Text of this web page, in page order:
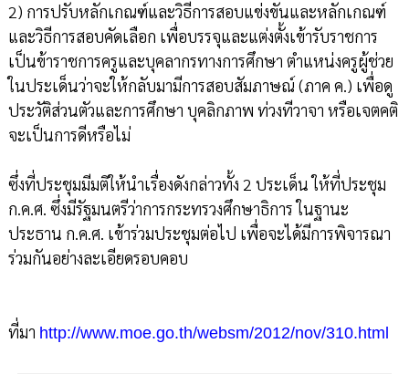
2) การปรับหลักเกณฑ์และวิธีการสอบแข่งขันและหลักเกณฑ์
และวิธีการสอบคัดเลือก เพื่อบรรจุและแต่งตั้งเข้ารับราชการ
เป็นข้าราชการครูและบุคลากรทางการศึกษา ตำแหน่งครูผู้ช่วย
ในประเด็นว่าจะให้กลับมามีการสอบสัมภาษณ์ (ภาค ค.) เพื่อดู
ประวัติส่วนตัวและการศึกษา บุคลิกภาพ ท่วงทีวาจา หรือเจตคติ
จะเป็นการดีหรือไม่
ซึ่งที่ประชุมมีมติให้นำเรื่องดังกล่าวทั้ง 2 ประเด็น ให้ที่ประชุม
ก.ค.ศ. ซึ่งมีรัฐมนตรีว่าการกระทรวงศึกษาธิการ ในฐานะ
ประธาน ก.ค.ศ. เข้าร่วมประชุมต่อไป เพื่อจะได้มีการพิจารณา
ร่วมกันอย่างละเอียดรอบคอบ
ที่มา http://www.moe.go.th/websm/2012/nov/310.html